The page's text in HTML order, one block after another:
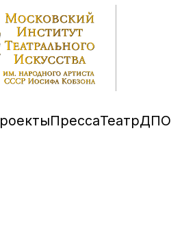
ПрессаТеатрДПО